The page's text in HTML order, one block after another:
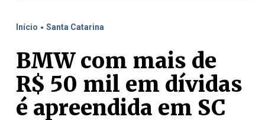
Início . Santa Catarina
BMW com mais de
R$ 50 mil em dívidas
é apreendida em SC